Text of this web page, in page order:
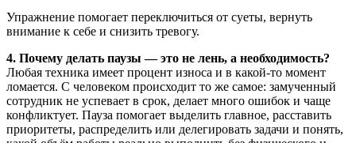
Упражнение помогает переключиться от суеты, вернуть
внимание к себе и снизить тревогу.
4. Почему делать паузы — это не лень, а необходимость?
Любая техника имеет процент износа и в какой-то момент
ломается. С человеком происходит то же самое: замученный
сотрудник не успевает в срок, делает много ошибок и чаще
конфликтует. Пауза помогает выделить главное, расставить
приоритеты, распределить или делегировать задачи и понять,